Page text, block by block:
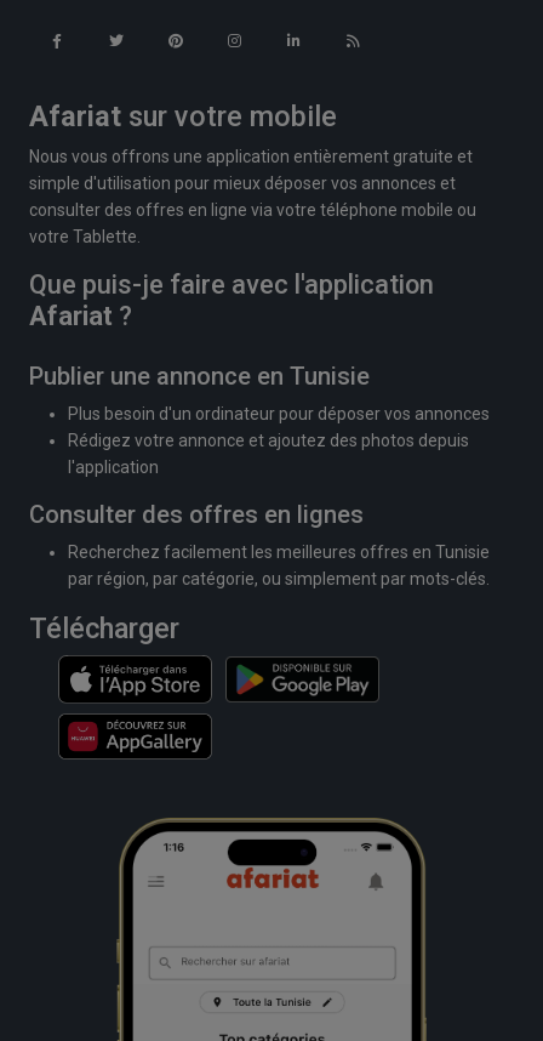
Afariat sur votre mobile
Nous vous offrons une application entièrement gratuite et
simple d'utilisation pour mieux déposer vos annonces et
consulter des offres en ligne via votre téléphone mobile ou
votre Tablette.
Que puis-je faire avec l'application
Afariat ?
Publier une annonce en Tunisie
Plus besoin d'un ordinateur pour déposer vos annonces
Rédigez votre annonce et ajoutez des photos depuis
l'application
Consulter des offres en lignes
Recherchez facilement les meilleures offres en Tunisie
par région, par catégorie, ou simplement par mots-clés.
Télécharger